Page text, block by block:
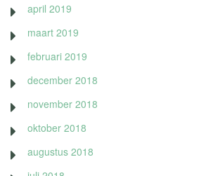
april 2019
maart 2019
februari 2019
december 2018
november 2018
oktober 2018
augustus 2018